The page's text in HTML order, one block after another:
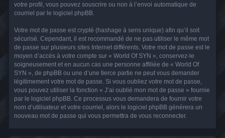
votre profil, vous pouvez souscrire ou non à l’envoi automatique de
courriel par le logiciel phpBB.
Votre mot de passe est crypté (hashage à sens unique) afin qu’il soit
sécurisé. Cependant, il est recommandé de ne pas utiliser le même mot
de passe sur plusieurs sites Internet différents. Votre mot de passe est le
moyen d’accès à votre compte sur « World Of SYN », conservez-le
soigneusement et en aucun cas une personne affiliée de « World Of
SYN », de phpBB ou une d’une tierce partie ne peut vous demander
légitimement votre mot de passe. Si vous oubliez votre mot de passe,
vous pouvez utiliser la fonction « J’ai oublié mon mot de passe » fournie
par le logiciel phpBB. Ce processus vous demandera de fournir votre
nom d’utilisateur et votre courriel, alors le logiciel phpBB générera un
nouveau mot de passe qui vous permettra de vous reconnecter.